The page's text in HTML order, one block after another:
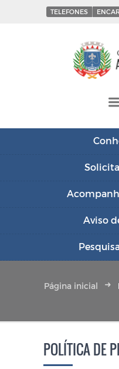
TELEFONES
Aviso
Página inicial
POLÍTICA DE